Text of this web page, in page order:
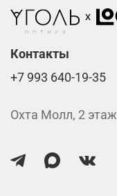
Контакты
+7 993 640-19-35
Охта Молл, 2 этаж